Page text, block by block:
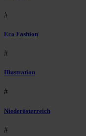
#
Eco Fashion
#
Illustration
#
Niederösterreich
#